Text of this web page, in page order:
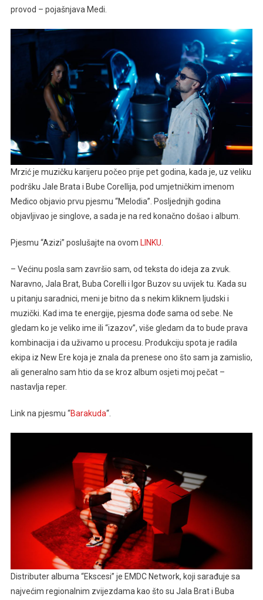
provod – pojašnjava Medi.
Mrzić je muzičku karijeru počeo prije pet godina, kada je, uz veliku
podršku Jale Brata i Bube Corellija, pod umjetničkim imenom
Medico objavio prvu pjesmu “Melodia”. Posljednjih godina
objavljivao je singlove, a sada je na red konačno došao i album.
Pjesmu “Azizi” poslušajte na ovom LINKU.
– Većinu posla sam završio sam, od teksta do ideja za zvuk.
Naravno, Jala Brat, Buba Corelli i Igor Buzov su uvijek tu. Kada su
u pitanju saradnici, meni je bitno da s nekim kliknem ljudski i
muzički. Kad ima te energije, pjesma dođe sama od sebe. Ne
gledam ko je veliko ime ili “izazov”, više gledam da to bude prava
kombinacija i da uživamo u procesu. Produkciju spota je radila
ekipa iz New Ere koja je znala da prenese ono što sam ja zamislio,
ali generalno sam htio da se kroz album osjeti moj pečat –
nastavlja reper.
Link na pjesmu “Barakuda“.
Distributer albuma “Ekscesi” je EMDC Network, koji sarađuje sa
najvećim regionalnim zvijezdama kao što su Jala Brat i Buba